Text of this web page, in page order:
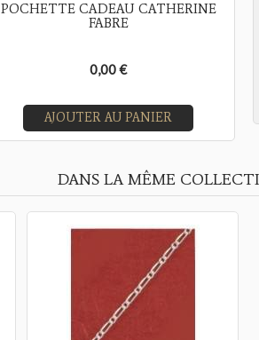
POCHETTE CADEAU CATHERINE
FABRE
0,00 €
AJOUTER AU PANIER
DANS LA MÊME